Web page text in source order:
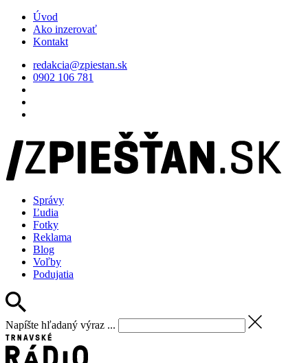
Úvod
Ako inzerovať
Kontakt
redakcia@zpiestan.sk
0902 106 781
Správy
Ľudia
Fotky
Reklama
Blog
Voľby
Podujatia
Napíšte hľadaný výraz ...